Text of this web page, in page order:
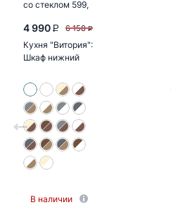
4 990 P 6 158 P
Кухня "Витория":
Шкаф нижний
(бетон...
В наличии